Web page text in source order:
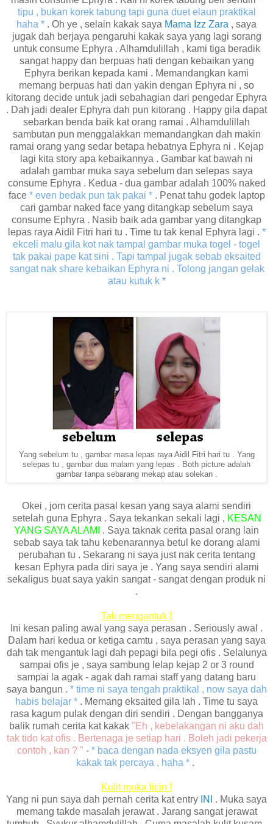
tipu , bukan korek tabung tapi guna duet elaun praktikal
haha * . Oh ye , selain kakak saya Mama Izz Zara , saya
jugak dah berjaya pengaruhi kakak saya yang lagi sorang
untuk consume Ephyra . Alhamdulillah , kami tiga beradik
sangat happy dan berpuas hati dengan kebaikan yang
Ephyra berikan kepada kami . Memandangkan kami
memang berpuas hati dan yakin dengan Ephyra ni , so
kitorang decide untuk jadi sebahagian dari pengedar Ephyra
. Dah jadi dealer Ephyra dah pun kitorang . Happy gila dapat
sebarkan benda baik kat orang ramai . Alhamdulillah
sambutan pun menggalakkan memandangkan dah makin
ramai orang yang sedar betapa hebatnya Ephyra ni . Kejap
lagi kita story apa kebaikannya . Gambar kat bawah ni
adalah gambar muka saya sebelum dan selepas saya
consume Ephyra . Kedua - dua gambar adalah 100% naked
face* even bedak pun tak pakai * . Penat tahu godek laptop
cari gambar naked face yang ditangkap sebelum saya
consume Ephyra . Nasib baik ada gambar yang ditangkap
lepas raya Aidil Fitri hari tu . Time tu tak kenal Ephyra lagi . *
ekceli malu gila kot nak tampal gambar muka togel - togel
tak pakai pape kat sini . Tapi tampal jugak sebab eksaited
sangat nak share kebaikan Ephyra ni . Tolong jangan gelak
atau kutuk k *
Yang sebelum tu , gambar masa lepas raya Aidil Fitri hari tu . Yang
selepas tu , gambar dua malam yang lepas . Both picture adalah
gambar tanpa sebarang mekap atau solekan .
Okei , jom cerita pasal kesan yang saya alami sendiri
setelah guna Ephyra . Saya tekankan sekali lagi , KESAN
YANG SAYA ALAMI
. Saya taknak cerita pasal orang lain
sebab saya tak tahu kebenarannya betul ke dorang alami
perubahan tu . Sekarang ni saya just nak cerita tentang
kesan Ephyra pada diri saya je . Yang saya sendiri alami
sekaligus buat saya yakin sangat - sangat dengan produk ni
.
Tak mengantuk !
Ini kesan paling awal yang saya perasan . Seriously awal .
Dalam hari kedua or ketiga camtu , saya perasan yang saya
dah tak mengantuk lagi dah pepagi bila pegi ofis . Selalunya
sampai ofis je , saya sambung lelap kejap 2 or 3 round
sampai la agak - agak dah ramai staff yang datang baru
saya bangun . * time ni saya tengah praktikal , now saya dah
habis belajar * . Memang eksaited gila lah . Time tu saya
rasa kagum pulak dengan diri sendiri . Dengan bangganya
balik rumah cerita kat kakak "Eh , kebelakangan ni aku dah
tak tido kat ofis . Bertenaga je setiap hari . Boleh jadi pekerja
contoh , kan ? " - * baca dengan nada eksyen gila pastu
kakak tak percaya , haha * .
Kulit muka licin !
Yang ni pun saya dah pernah cerita kat entry INI
. Muka saya
memang takde masalah jerawat . Jarang sangat jerawat